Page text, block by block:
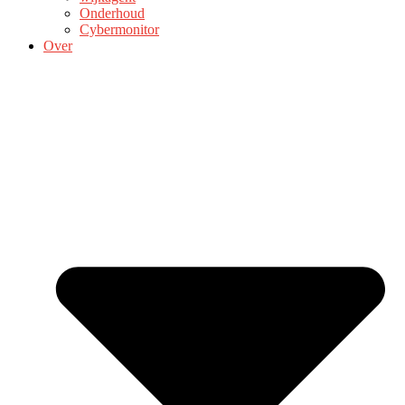
Onderhoud
Cybermonitor
Over